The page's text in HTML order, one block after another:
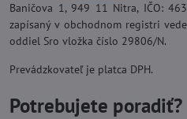
Baničova 1, 949 11 Nitra, IČO:
zapísaný v obchodnom registri
oddiel Sro vložka číslo 29806/N.
Prevádzkovateľ je platca DPH.
Potrebujete poradiť?